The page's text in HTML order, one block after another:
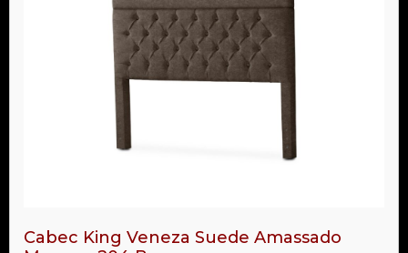
Cabec King Veneza Suede Amassado